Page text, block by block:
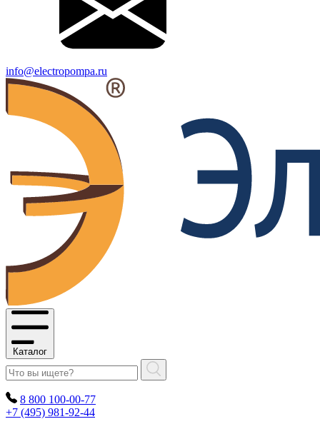
info@electropompa.ru
Каталог
8 800 100-00-77
+7 (495) 981-92-44